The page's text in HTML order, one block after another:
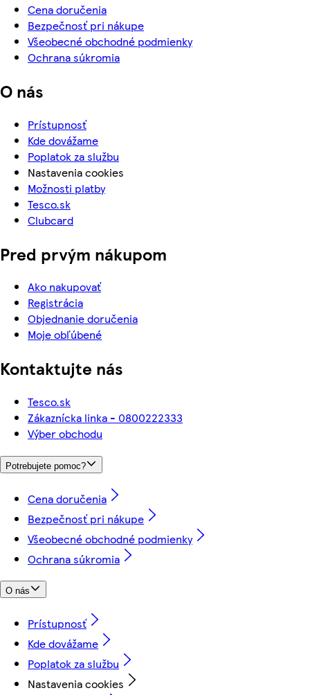
Cena doručenia
Bezpečnosť pri nákupe
Všeobecné obchodné podmienky
Ochrana súkromia
O nás
Prístupnosť
Kde dovážame
Poplatok za službu
Nastavenia cookies
Možnosti platby
Tesco.sk
Clubcard
Pred prvým nákupom
Ako nakupovať
Registrácia
Objednanie doručenia
Moje obľúbené
Kontaktujte nás
Tesco.sk
Zákaznícka linka - 0800222333
Výber obchodu
Potrebujete pomoc?
Cena doručenia
Bezpečnosť pri nákupe
Všeobecné obchodné podmienky
Ochrana súkromia
O nás
Prístupnosť
Kde dovážame
Poplatok za službu
Nastavenia cookies